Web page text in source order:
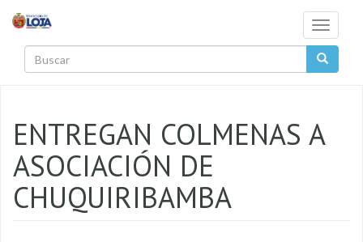
Toggle
ENTREGAN COLMENAS A
ASOCIACIÓN DE
CHUQUIRIBAMBA